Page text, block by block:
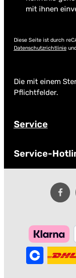
mit ihnen
Diese Seite ist durch
Datenschutzrichtlinie
Die mit einem
Pflichtfelder.
Service
Service-